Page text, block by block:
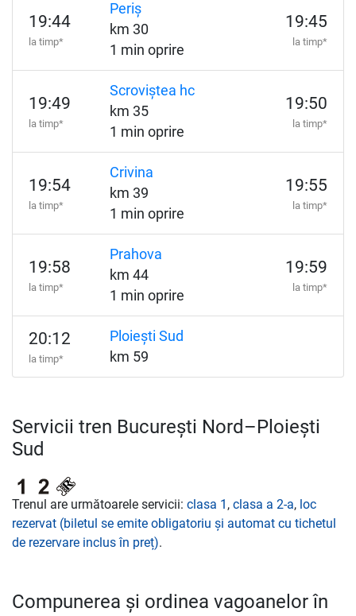
19:44
la timp*
Periș
km 30
1 min oprire
19:45
la timp*
19:49
la timp*
Scroviștea hc
km 35
1 min oprire
19:50
la timp*
19:54
la timp*
Crivina
km 39
1 min oprire
19:55
la timp*
19:58
la timp*
Prahova
km 44
1 min oprire
19:59
la timp*
20:12
la timp*
Ploiești Sud
km 59
Servicii tren București Nord–Ploiești
Sud
Trenul are următoarele servicii: clasa 1 , clasa a 2-a, loc
rezervat (biletul se emite obligatoriu și automat cu tichetul
de rezervare inclus în preț).
Compunerea și ordinea vagoanelor în